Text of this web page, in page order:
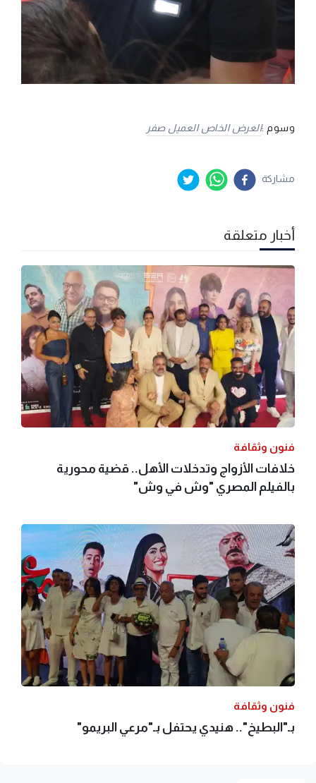
وسوم :العرض الخاص العميل صفر
مشاركة
أخبار متعلقة
فنون وثقافة
خلافات الأزواج وتدخلات الأهل.. قضية محورية
بالفيلم المصري "وش في وش"
فنون وثقافة
بـ"البطيخ".. هنيدي يحتفل بـ"مرعي البريمو"